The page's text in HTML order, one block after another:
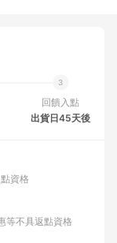
回饋入點
出貨日45天後
資格
等不具返點資格